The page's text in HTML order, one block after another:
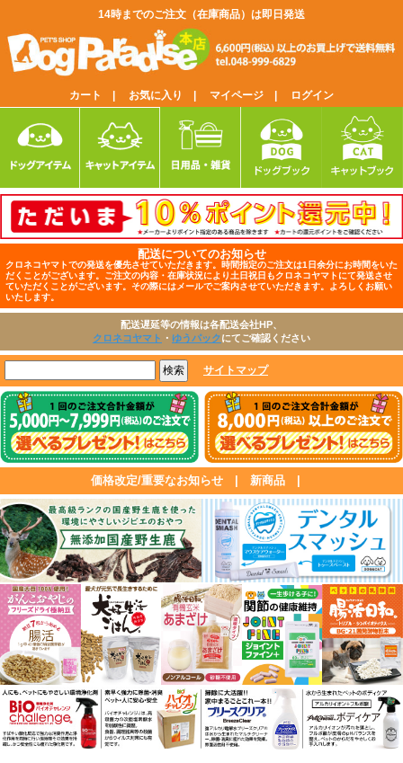
14時までのご注文（在庫商品）は即日発送
カート | お気に入り | マイページ | ログイン
配送についてのお知らせ
クロネコヤマトでの発送を優先させていただきます。時間指定のご注文は1日余分にお時間をいた
だくことがございます。ご注文の内容・在庫状況により土日祝日もクロネコヤマトにて発送させ
ていただくことがございます。その際にはメールでご案内させていただきます。よろしくお願い
いたします。
配送遅延等の情報は各配送会社HP、
クロネコヤマト ・ ゆうパックにてご確認ください
サイトマップ
価格改定/重要なお知らせ 新商品